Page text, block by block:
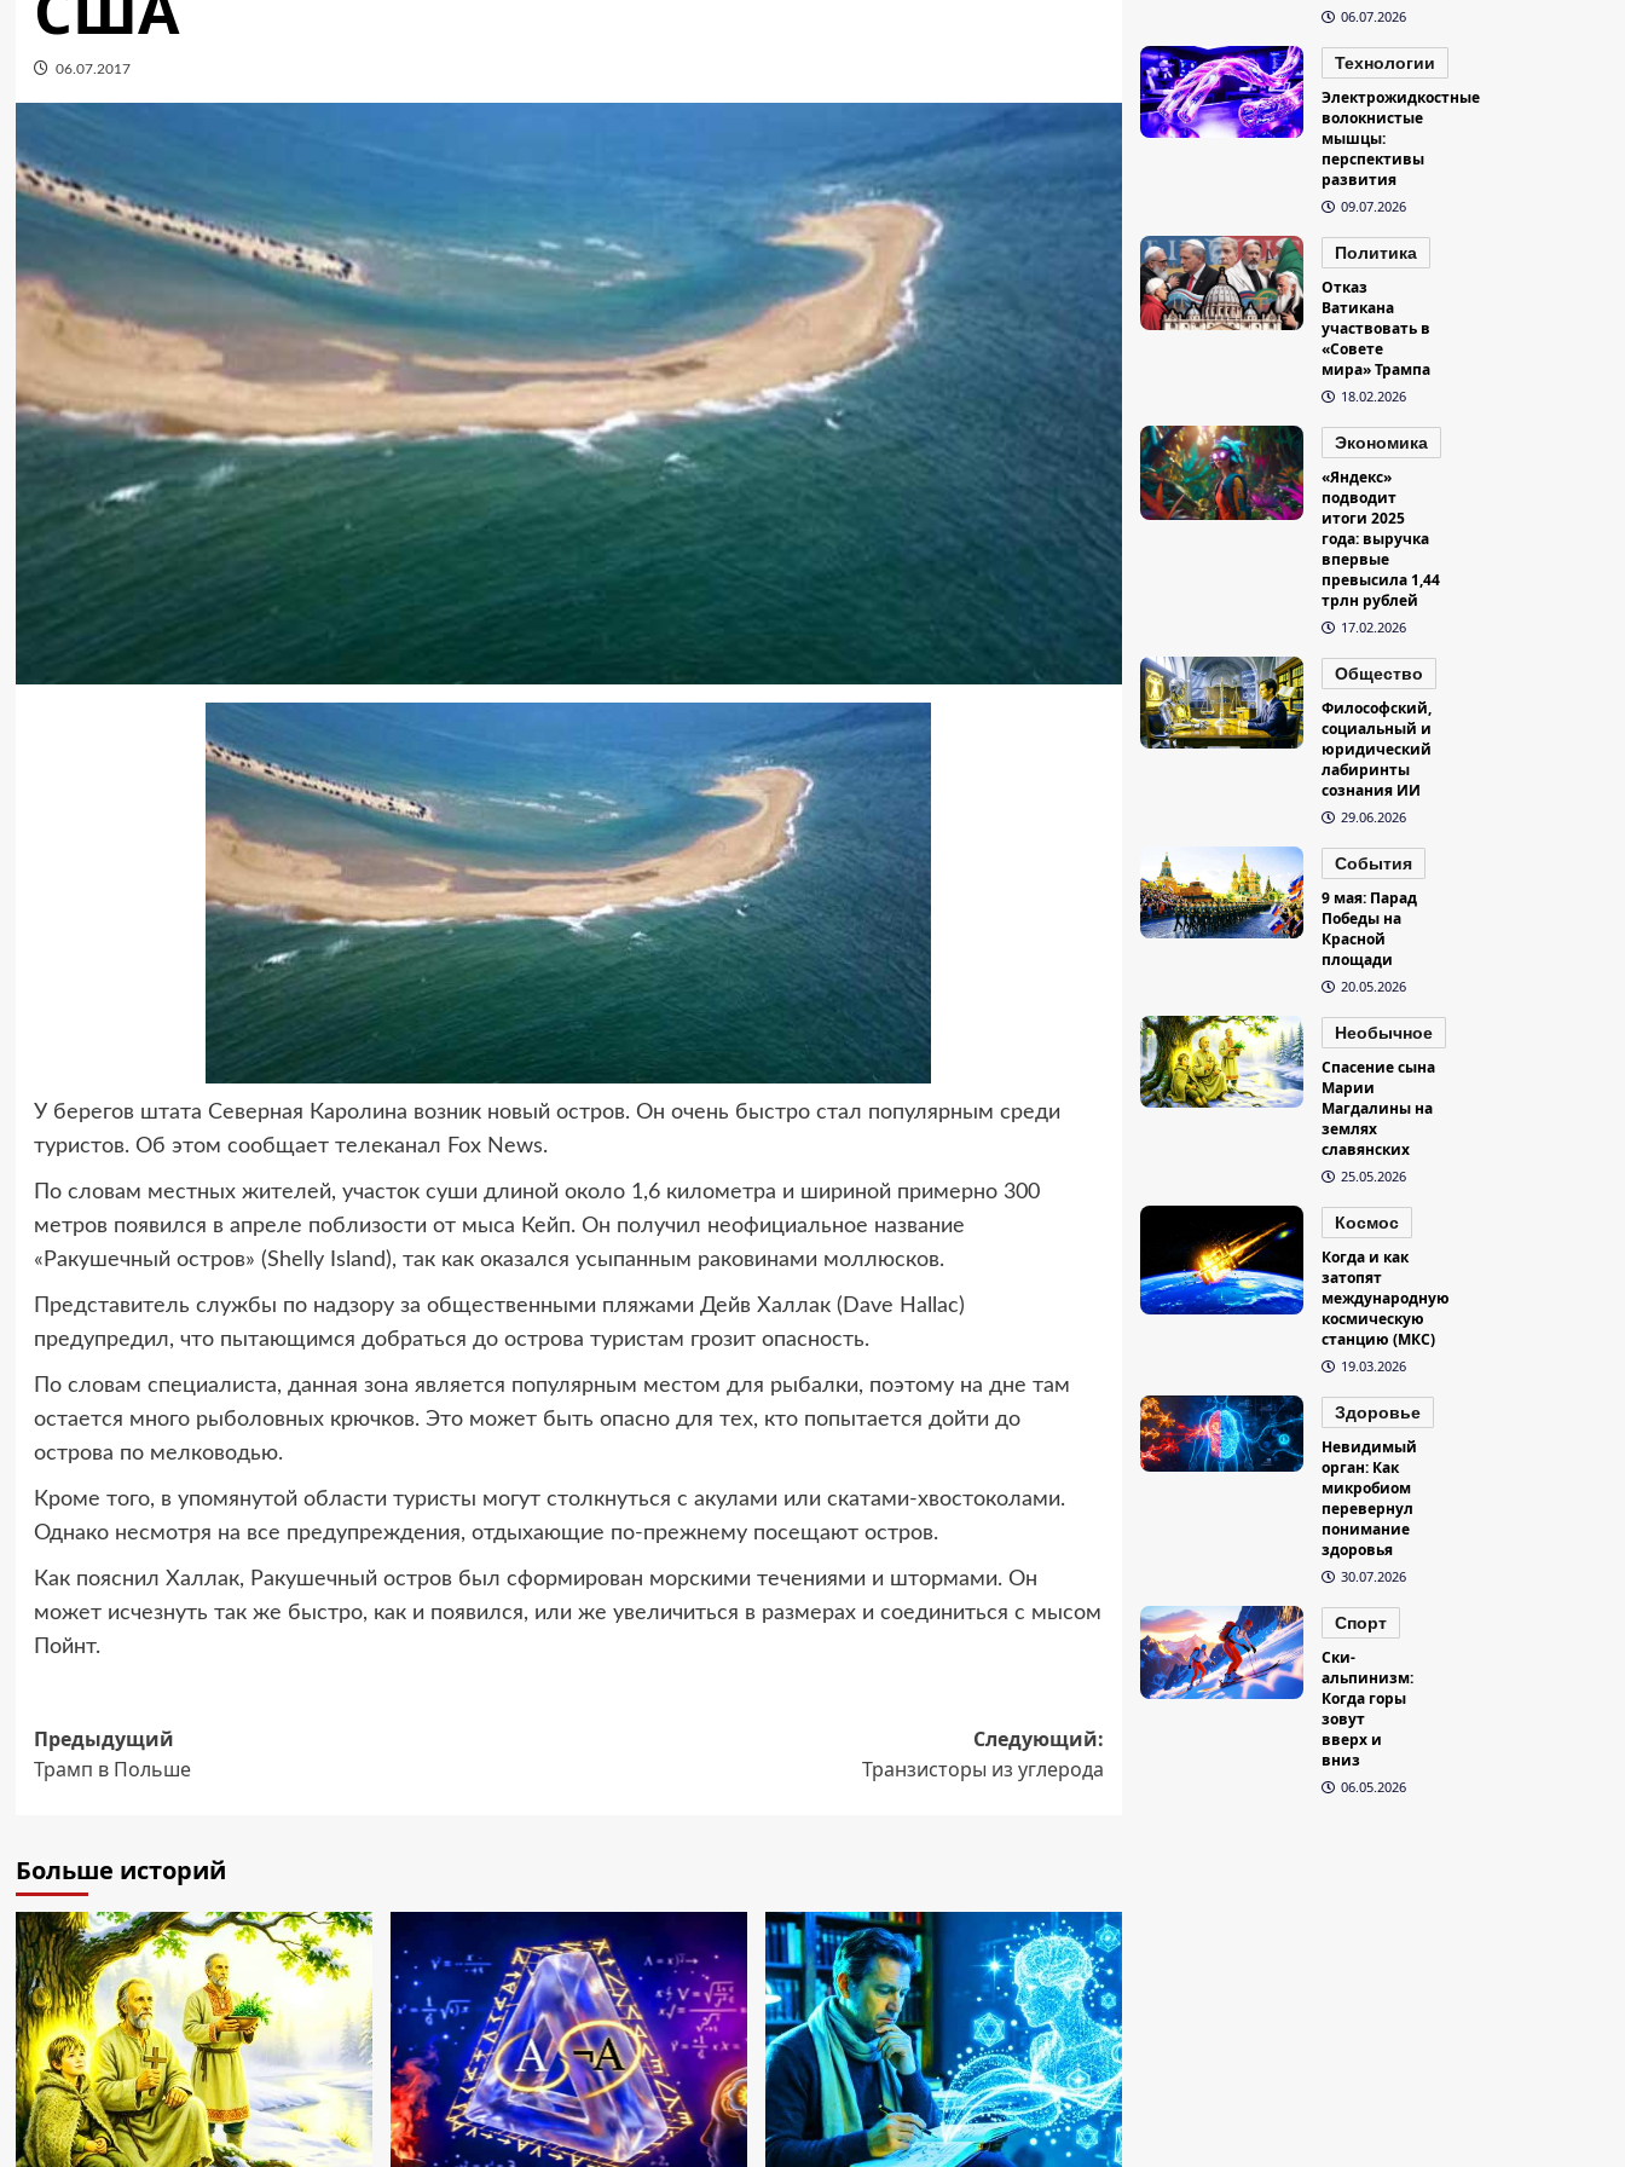
06.07.2017
У берегов штата Северная Каролина возник новый остров. Он очень быстро стал популярным среди
туристов. Об этом сообщает телеканал Fox News.
По словам местных жителей, участок суши длиной около 1,6 километра и шириной примерно 300
метров появился в апреле поблизости от мыса Кейп. Он получил неофициальное название
«Ракушечный остров» (Shelly Island), так как оказался усыпанным раковинами моллюсков.
Представитель службы по надзору за общественными пляжами Дейв Халлак (Dave Hallac)
предупредил, что пытающимся добраться до острова туристам грозит опасность.
По словам специалиста, данная зона является популярным местом для рыбалки, поэтому на дне там
остается много рыболовных крючков. Это может быть опасно для тех, кто попытается дойти до
острова по мелководью.
Кроме того, в упомянутой области туристы могут столкнуться с акулами или скатами-хвостоколами.
Однако несмотря на все предупреждения, отдыхающие по-прежнему посещают остров.
Как пояснил Халлак, Ракушечный остров был сформирован морскими течениями и штормами. Он
может исчезнуть так же быстро, как и появился, или же увеличиться в размерах и соединиться с мысом
Пойнт.
Навигация
записи
Предыдущий
Трамп в Польше
Следующий:
Транзисторы из углерода
Больше историй
06.07.2026
Технологии
Электрожидкостные
волокнистые
мышцы:
перспективы
развития
09.07.2026
Политика
Отказ
Ватикана
участвовать в
«Совете
мира» Трампа
18.02.2026
Экономика
«Яндекс»
подводит
итоги 2025
года: выручка
впервые
превысила 1,44
трлн рублей
17.02.2026
Общество
Философский,
социальный и
юридический
лабиринты
сознания ИИ
29.06.2026
События
9 мая: Парад
Победы на
Красной
площади
20.05.2026
Необычное
Спасение сына
Марии
Магдалины на
землях
славянских
25.05.2026
Космос
Когда и как
затопят
международную
космическую
станцию (МКС)
19.03.2026
Здоровье
Невидимый
орган: Как
микробиом
перевернул
понимание
здоровья
30.07.2026
Спорт
Ски-
альпинизм:
Когда горы
зовут
вверх и
вниз
06.05.2026